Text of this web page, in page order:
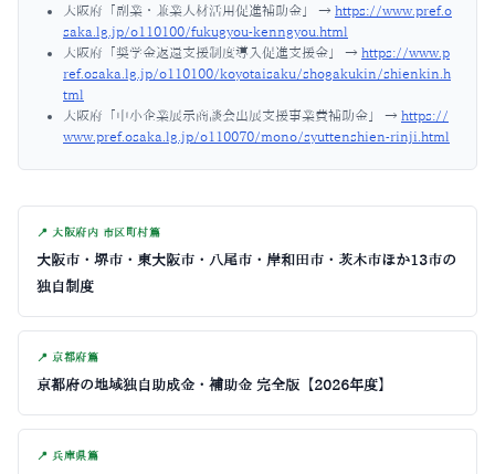
大阪府「副業・兼業人材活用促進補助金」
→ https://www.pref.o
saka.lg.jp/o110100/fukugyou-kenngyou.html
大阪府「奨学金返還支援制度導入促進支援金」
→ https://www.p
ref.osaka.lg.jp/o110100/koyotaisaku/shogakukin/shienkin.h
tml
大阪府「中小企業展示商談会出展支援事業費補助金」
→ https://
www.pref.osaka.lg.jp/o110070/mono/syuttenshien-rinji.html
📍 大阪府内 市区町村篇
大阪市・堺市・東大阪市・八尾市・岸和田市・茨木市ほか13市の
独自制度
📍 京都府篇
京都府の地域独自助成金・補助金 完全版【2026年度】
📍 兵庫県篇